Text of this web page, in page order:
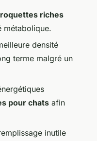
riches
métabolique.
densité
terme malgré un
pour chats afin
inutile